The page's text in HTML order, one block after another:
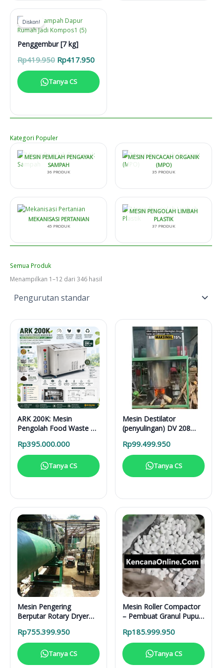
Diskon!
Penggembur [7 kg]
Rp419.950 Harga
aslinya
adalah:
Rp419.950.
Rp417.950Harga
ini
adalah:
Tanya CS
Kategori Populer
MESIN PEMILAH PENGAYAK
SAMPAH
36 PRODUK
MESIN PENCACAH ORGANIK
(MPO)
35 PRODUK
MEKANISASI PERTANIAN
45 PRODUK
MESIN PENGOLAH LIMBAH
PLASTIK
37 PRODUK
Semua Produk
Menampilkan 1–12 dari 346 hasil
ARK 200K: Mesin
Pengolah Food Waste 24
Restoran, dan Kafe
Rp395.000.000
Tanya CS
Mesin Destilator
(penyulingan) DV 208
Rp99.499.950
Tanya CS
Mesin Pengering
Berputar Rotary Dryer
Rp755.399.950
Tanya CS
Mesin Roller Compactor
– Pembuat Granul Pupuk
Rp185.999.950
Tanya CS